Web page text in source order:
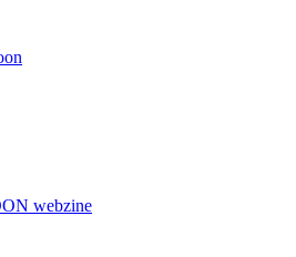
webzine